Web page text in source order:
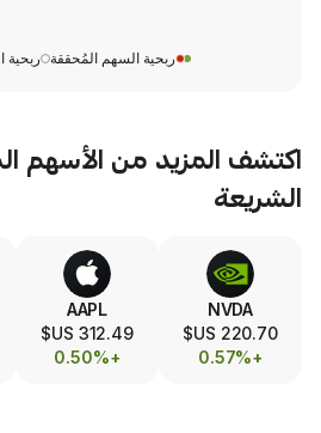
ربحية السهم المُحققة ربحية السهم المقدرة
من الأسهم المتوافقة مع
AAPL
312.49 US$
+0.50%
AVGO
421.35 US$
+0.77%